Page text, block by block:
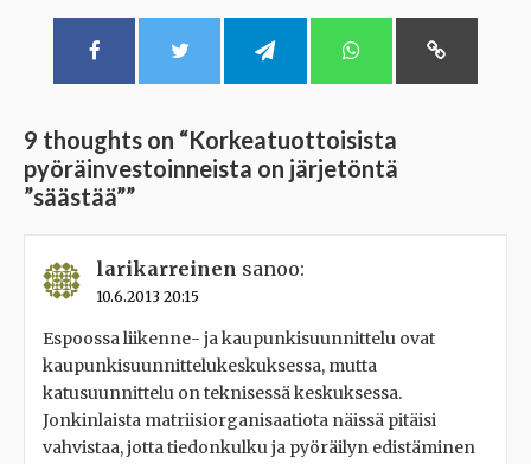
9 thoughts on “Korkeatuottoisista
pyöräinvestoinneista on järjetöntä
”säästää””
larikarreinen sanoo:
10.6.2013 20:15
Espoossa liikenne- ja kaupunkisuunnittelu ovat
kaupunkisuunnittelukeskuksessa, mutta
katusuunnittelu on teknisessä keskuksessa.
Jonkinlaista matriisiorganisaatiota näissä pitäisi
vahvistaa, jotta tiedonkulku ja pyöräilyn edistäminen